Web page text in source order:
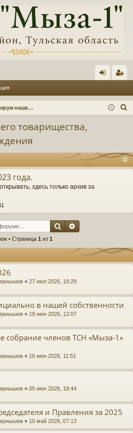
д ис
Общий форум нашего товарищества, информация, обсуждения
товарищества,
года.
здесь только архив за
Поиск
• Страница 1 из 1
« 27 июл 2026, 19:29
в нашей собственности
« 18 июн 2026, 12:07
собрание членов ТСН «Мыза-1»
« 16 июн 2026, 11:51
« 05 июн 2026, 18:44
и Правления за 2025
« 10 май 2026, 07:13